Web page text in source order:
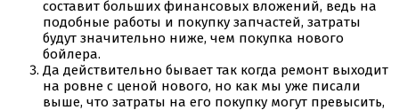
составит больших финансовых вложений, ведь на
подобные работы и покупку запчастей, затраты
будут значительно ниже, чем покупка нового
бойлера.
Да действительно бывает так когда ремонт выходит
на ровне с ценой нового, но как мы уже писали
выше, что затраты на его покупку могут превысить,